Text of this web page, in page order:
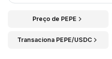
Preço de PEPE
Transaciona PEPE/USDC